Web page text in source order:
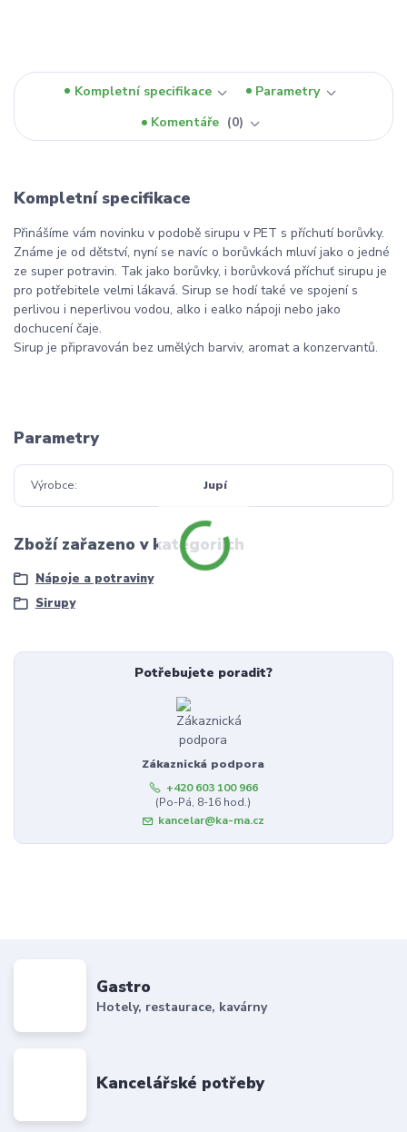
Kompletní specifikace
Parametry
Komentáře
0
Kompletní specifikace
Přinášíme vám novinku v podobě sirupu v PET s příchutí borůvky.
Známe je od dětství, nyní se navíc o borůvkách mluví jako o jedné
ze super potravin. Tak jako borůvky, i borůvková příchuť sirupu je
pro potřebitele velmi lákavá. Sirup se hodí také ve spojení s
perlivou i neperlivou vodou, alko i ealko nápoji nebo jako
dochucení čaje.
Sirup je připravován bez umělých barviv, aromat a konzervantů.
Parametry
Výrobce Jupí
Zboží zařazeno v kategoriích
Nápoje a potraviny
Sirupy
Potřebujete poradit?
Zákaznická podpora
+420 603 100 966
(Po-Pá, 8-16 hod.)
kancelar@ka-ma.cz
Gastro
Hotely, restaurace, kavárny
Kancelářské potřeby